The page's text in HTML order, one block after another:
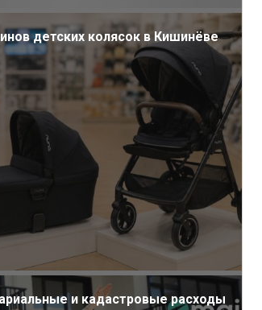
детских колясок в Кишинёве
и кадастровые расходы